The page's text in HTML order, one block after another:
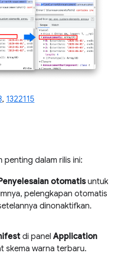
, 1322115
dalam rilis ini:
otomatisuntuk
pelengkapan otomatis
dinonaktifkan.
di panelApplication
skema warna terbaru.